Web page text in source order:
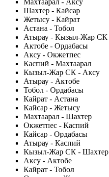
Махтаарал - Аксу
Шахтер - Кайсар
Жетысу - Кайрат
Астана - Тобол
Атырау - Кызыл-Жар СК
Актобе - Ордабасы
Аксу - Окжетпес
Каспий - Махтаарал
Кызыл-Жар СК - Аксу
Атырау - Актобе
Тобол - Ордабасы
Кайрат - Астана
Кайсар - Жетысу
Махтаарал - Шахтер
Окжетпес - Каспий
Кайсар - Ордабасы
Атырау - Каспий
Кызыл-Жар СК - Шахтер
Аксу - Актобе
Кайрат - Тобол